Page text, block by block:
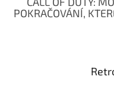
POKRAČOVÁNÍ,